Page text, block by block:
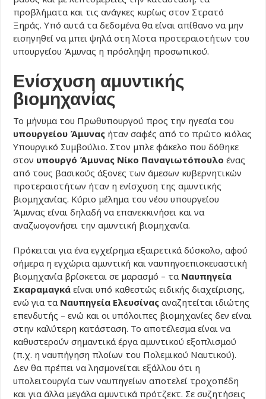
προβλήματα και τις ανάγκες κυρίως στον Στρατό
Ξηράς. Υπό αυτά τα δεδομένα θα είναι απίθανο να μην
εισηγηθεί να μπει ψηλά στη λίστα προτεραιοτήτων του
υπουργείου Άμυνας η πρόσληψη προσωπικού.
Ενίσχυση αμυντικής
βιομηχανίας
Το μήνυμα του Πρωθυπουργού προς την ηγεσία του
υπουργείου Άμυνας ήταν σαφές από το πρώτο κιόλας
Υπουργικό Συμβούλιο. Στον μπλε φάκελο που δόθηκε
στον υπουργό Άμυνας Νίκο Παναγιωτόπουλο ένας
από τους βασικούς άξονες των άμεσων κυβερνητικών
προτεραιοτήτων ήταν η ενίσχυση της αμυντικής
βιομηχανίας. Κύριο μέλημα του νέου υπουργείου
Άμυνας είναι δηλαδή να επανεκκινήσει και να
αναζωογονήσει την αμυντική βιομηχανία.
Πρόκειται για ένα εγχείρημα εξαιρετικά δύσκολο, αφού
σήμερα η εγχώρια αμυντική και ναυπηγοεπισκευαστική
βιομηχανία βρίσκεται σε μαρασμό – τα Ναυπηγεία
Σκαραμαγκά είναι υπό καθεστώς ειδικής διαχείρισης,
ενώ για τα Ναυπηγεία Ελευσίνας αναζητείται ιδιώτης
επενδυτής – ενώ και οι υπόλοιπες βιομηχανίες δεν είναι
στην καλύτερη κατάσταση. Το αποτέλεσμα είναι να
καθυστερούν σημαντικά έργα αμυντικού εξοπλισμού
(π.χ. η ναυπήγηση πλοίων του Πολεμικού Ναυτικού).
Δεν θα πρέπει να λησμονείται εξάλλου ότι η
υπολειτουργία των ναυπηγείων αποτελεί τροχοπέδη
και για άλλα μεγάλα αμυντικά πρότζεκτ. Σε συζητήσεις